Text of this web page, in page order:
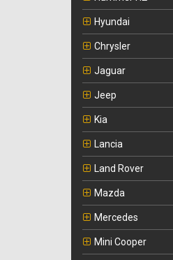
Hyundai
Chrysler
Jaguar
Jeep
Kia
Lancia
Land Rover
Mazda
Mercedes
Mini Cooper